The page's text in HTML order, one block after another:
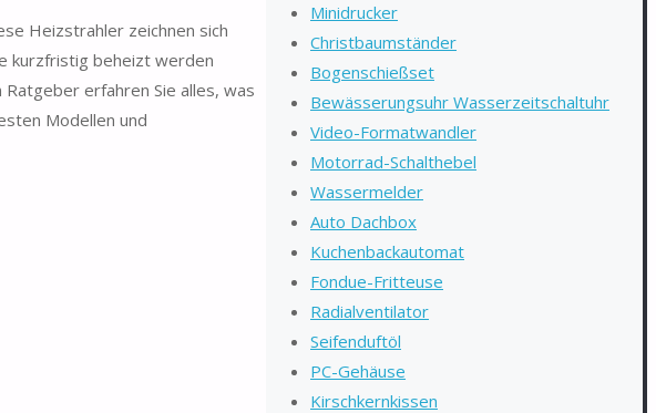
Heizstrahler zeichnen sich
kurzfristig beheizt werden
erfahren Sie alles, was
Modellen und
Minidrucker
Christbaumständer
Bogenschießset
Bewässerungsuhr Wasserzeitschaltuhr
Video-Formatwandler
Motorrad-Schalthebel
Wassermelder
Auto Dachbox
Kuchenbackautomat
Fondue-Fritteuse
Radialventilator
Seifenduftöl
PC-Gehäuse
Kirschkernkissen